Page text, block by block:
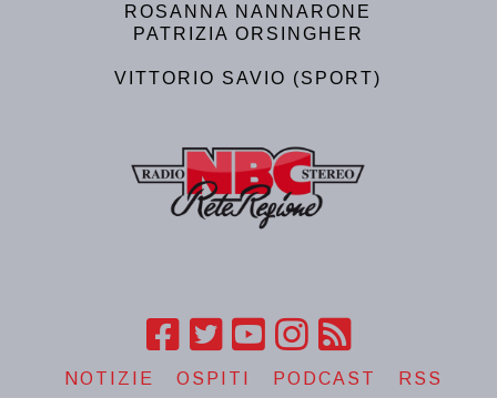
ROSANNA NANNARONE
PATRIZIA ORSINGHER
VITTORIO SAVIO (SPORT)
NOTIZIE OSPITI PODCAST RSS